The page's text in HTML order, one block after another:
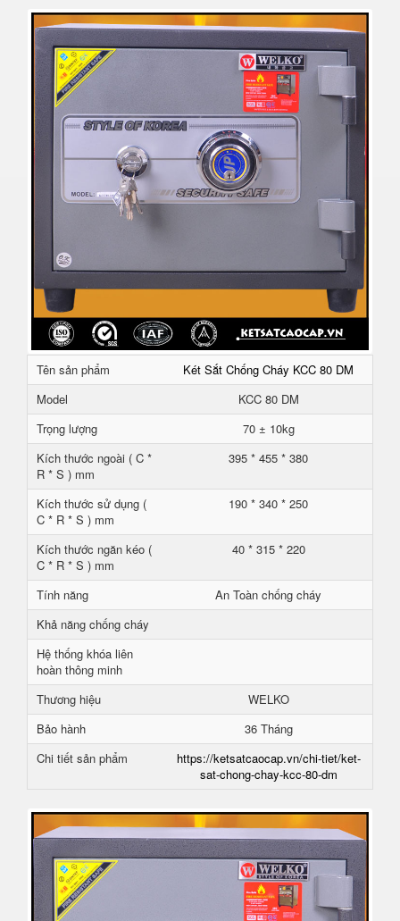
Tên sản phẩm
Két Sắt Chống Cháy KCC 80 DM
Model
KCC 80 DM
Trọng lượng
70 ± 10kg
Kích thước ngoài ( C *
R * S ) mm
395 * 455 * 380
Kích thước sử dụng (
C * R * S ) mm
190 * 340 * 250
Kích thước ngăn kéo (
C * R * S ) mm
40 * 315 * 220
Tính năng
An Toàn chống cháy
Khả năng chống cháy
Hệ thống khóa liên
hoàn thông minh
Thương hiệu
WELKO
Bảo hành
36 Tháng
Chi tiết sản phẩm
https://ketsatcaocap.vn/chi-tiet/ket-
sat-chong-chay-kcc-80-dm